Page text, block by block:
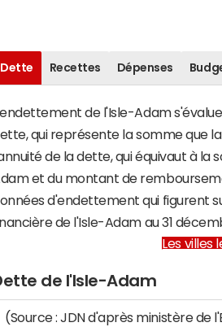
Dette Recettes Dépenses
de l'Isle-Adam
qui représente la somme que
de la dette, qui équivaut à
et du montant de
d'endettement qui figurent
de l'Isle-Adam au 31
Les villes
de l'Isle-Adam
(Source : JDN d'après ministère de